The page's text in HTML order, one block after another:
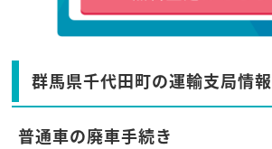
群馬県千代田町の運輸支局情報
普通車の廃車手続き